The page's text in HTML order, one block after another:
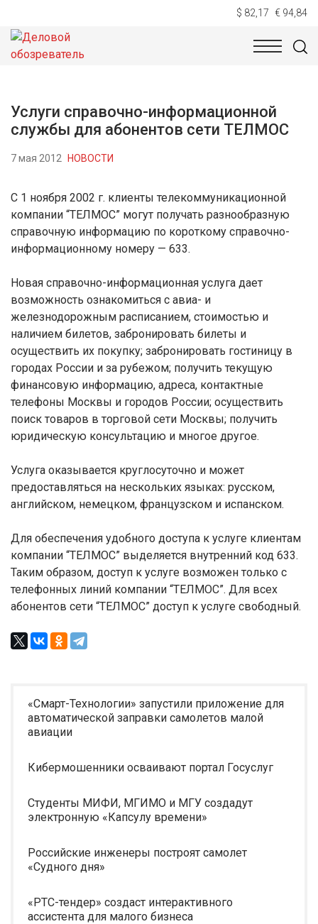
$ 82,17 € 94,84
НОВОСТИ
Услуги справочно-информационной
службы для абонентов сети ТЕЛМОC
7 мая 2012 НОВОСТИ
С 1 ноября 2002 г. клиенты телекоммуникационной
компании “ТЕЛМОС” могут получать разнообразную
справочную информацию по короткому справочно-
информационному номеру — 633.
Новая справочно-информационная услуга дает
возможность ознакомиться с авиа- и
железнодорожным расписанием, стоимостью и
наличием билетов, забронировать билеты и
осуществить их покупку; забронировать гостиницу в
городах России и за рубежом; получить текущую
финансовую информацию, адреса, контактные
телефоны Москвы и городов России; осуществить
поиск товаров в торговой сети Москвы; получить
юридическую консультацию и многое другое.
Услуга оказывается круглосуточно и может
предоставляться на нескольких языках: русском,
английском, немецком, французском и испанском.
Для обеспечения удобного доступа к услуге клиентам
компании “ТЕЛМОС” выделяется внутренний код 633.
Таким образом, доступ к услуге возможен только с
телефонных линий компании “ТЕЛМОС”. Для всех
абонентов сети “ТЕЛМОС” доступ к услуге свободный.
«Смарт-Технологии» запустили приложение для
автоматической заправки самолетов малой
авиации
Кибермошенники осваивают портал Госуслуг
Студенты МИФИ, МГИМО и МГУ создадут
электронную «Капсулу времени»
Российские инженеры построят самолет
«Судного дня»
«РТС-тендер» создаст интерактивного
ассистента для малого бизнеса